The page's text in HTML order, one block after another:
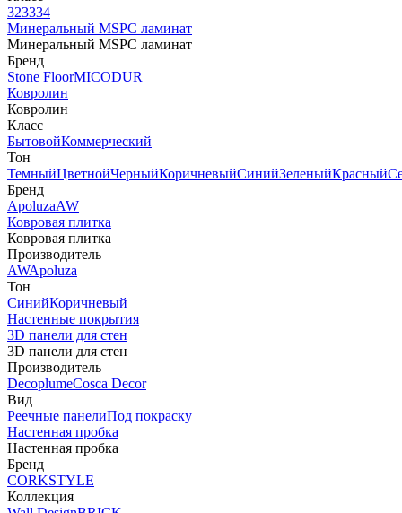
323334
Минеральный MSPC ламинат
Минеральный MSPC ламинат
Бренд
Stone FloorMICODUR
Ковролин
Ковролин
Класс
БытовойКоммерческий
Тон
ТемныйЦветнойЧерныйКоричневыйСинийЗеленыйКрасный
Бренд
ApoluzaAW
Ковровая плитка
Ковровая плитка
Производитель
AWApoluza
Тон
СинийКоричневый
Настенные покрытия
3D панели для стен
3D панели для стен
Производитель
DecoplumeCosca Decor
Вид
Реечные панелиПод покраску
Настенная пробка
Настенная пробка
Бренд
CORKSTYLE
Коллекция